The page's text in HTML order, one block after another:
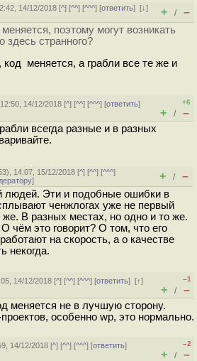
14/12/2018 [^] [^^] [^^^] [ответить][↓]
+ / –
поэтому могут возникать
здесь странного?
код меняется, а грабли все те же и
14/12/2018 [^] [^^] [^^^] [ответить]
+6
+ / –
всегда разные и в разных
), 14:07, 15/12/2018 [^] [^^] [^^^]
] + / –
людей. Эти и подобные ошибки в
ченжлогах уже не первый
же. В разных местах, но одно и то же.
чём это говорит? О том, что его
на скорость, а о качестве
некогда.
14/12/2018 [^] [^^] [^^^] [ответить][↑]
–1
+ / –
меняется не в лучшую сторону.
особенно wp, это нормально.
14/12/2018 [^] [^^] [^^^] [ответить]
–2
+ / –